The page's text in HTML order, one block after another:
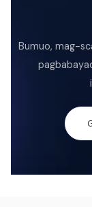
Bumuo, mag-